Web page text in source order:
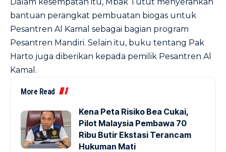
bantuan perangkat pembuatan biogas untuk
Pesantren Al Kamal sebagai bagian program
Pesantren Mandiri. Selain itu, buku tentang Pak
Harto juga diberikan kepada pemilik Pesantren Al
Kamal.
More Read
Kena Peta Risiko Bea Cukai,
Pilot Malaysia Pembawa 70
Ribu Butir Ekstasi Terancam
Hukuman Mati